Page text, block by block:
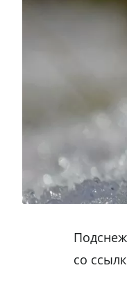
со